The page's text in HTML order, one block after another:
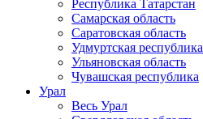
Республика Татарстан
Самарская область
Саратовская область
Удмуртская республика
Ульяновская область
Чувашская республика
Урал
Весь Урал